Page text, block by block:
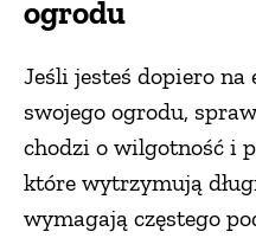
ogrodu
Jeśli jesteś dopiero
swojego ogrodu,
chodzi o wilgotność i
które wytrzymują
wymagają częstego